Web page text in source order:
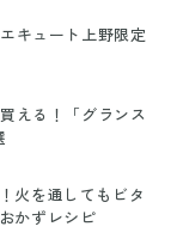
キュート上野限定
える！「グランス
火を通してもビタ
かずレシピ